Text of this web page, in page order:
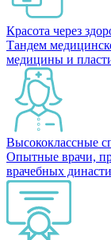
Красота через
Тандем
медицины и
Высококлассные
Опытные врачи,
врачебных